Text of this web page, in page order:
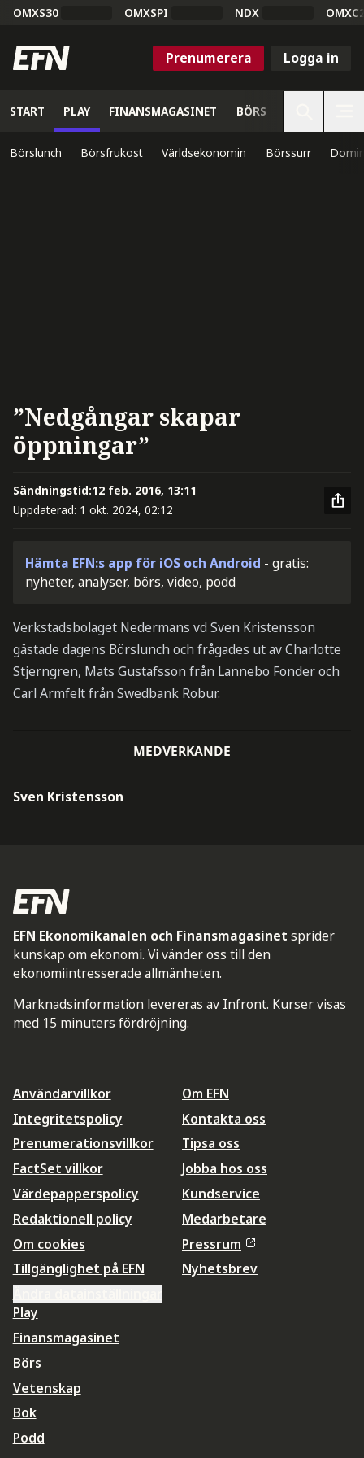
OMXS30 OMXSPI NDX
Prenumerera Logga in
START PLAY FINANSMAGASINET BÖRS
Börslunch Börsfrukost Världsekonomin Börssurr
”Nedgångar skapar
öppningar”
Sändningstid:12 feb. 2016, 13:11
Uppdaterad: 1 okt. 2024, 02:12
Hämta EFN:s app för iOS och Android - gratis:
nyheter, analyser, börs, video, podd
Verkstadsbolaget Nedermans vd Sven Kristensson
gästade dagens Börslunch och frågades ut av Charlotte
Stjerngren, Mats Gustafsson från Lannebo Fonder och
Carl Armfelt från Swedbank Robur.
MEDVERKANDE
Sven Kristensson
EFN Ekonomikanalen och Finansmagasinet sprider
kunskap om ekonomi. Vi vänder oss till den
ekonomiintresserade allmänheten.
Marknadsinformation levereras av Infront. Kurser visas
med 15 minuters fördröjning.
Användarvillkor
Integritetspolicy
Prenumerationsvillkor
FactSet villkor
Värdepapperspolicy
Redaktionell policy
Om cookies
Tillgänglighet på EFN
Om EFN
Kontakta oss
Tipsa oss
Jobba hos oss
Kundservice
Medarbetare
Pressrum
Nyhetsbrev
Play
Finansmagasinet
Börs
Vetenskap
Bok
Podd